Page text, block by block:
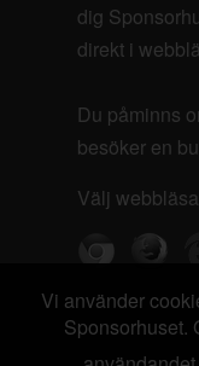
dig
direkt i
Du påminns
besöker en
Välj
Vi använder
Sponsorhuset.